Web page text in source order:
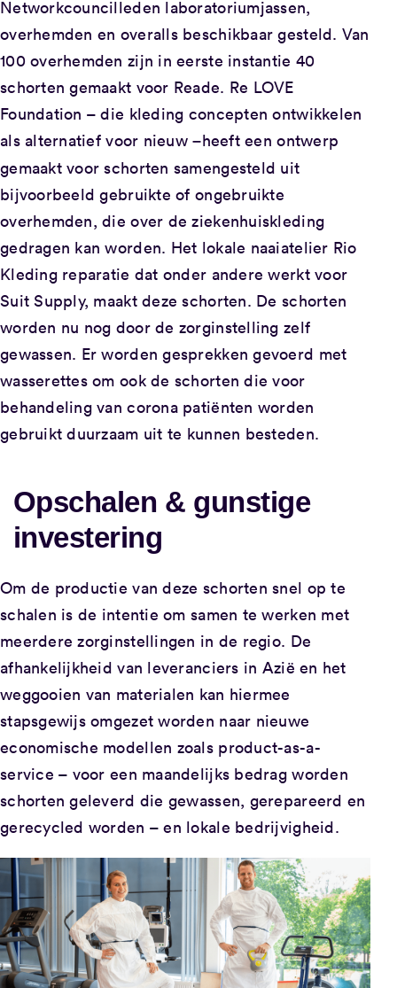
Networkcouncilleden laboratoriumjassen,
overhemden en overalls beschikbaar gesteld. Van
100 overhemden zijn in eerste instantie 40
schorten gemaakt voor Reade. Re LOVE
Foundation – die kleding concepten ontwikkelen
als alternatief voor nieuw–heeft een ontwerp
gemaakt voor schorten samengesteld uit
bijvoorbeeld gebruikte of ongebruikte
overhemden, die over de ziekenhuiskleding
gedragen kan worden. Het lokale naaiatelier Rio
Kleding reparatie dat onder andere werkt voor
Suit Supply, maakt deze schorten. De schorten
worden nu nog door de zorginstelling zelf
gewassen. Er worden gesprekken gevoerd met
wasserettes om ook de schorten die voor
behandeling van corona patiënten worden
gebruikt duurzaam uit te kunnen besteden.
Opschalen & gunstige
investering
Om de productie van deze schorten snel op te
schalen is de intentie om samen te werken met
meerdere zorginstellingen in de regio. De
afhankelijkheid van leveranciers in Azië en het
weggooien van materialen kan hiermee
stapsgewijs omgezet worden naar nieuwe
economische modellen zoals product-as-a-
service – voor een maandelijks bedrag worden
schorten geleverd die gewassen, gerepareerd en
gerecycled worden – en lokale bedrijvigheid.